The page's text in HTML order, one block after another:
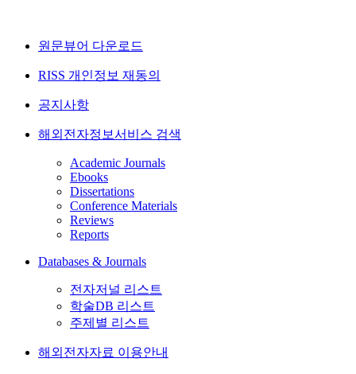
원문뷰어 다운로드
RISS 개인정보 재동의
공지사항
해외전자정보서비스 검색
Academic Journals
Ebooks
Dissertations
Conference Materials
Reviews
Reports
Databases & Journals
전자저널 리스트
학술DB 리스트
주제별 리스트
해외전자자료 이용안내